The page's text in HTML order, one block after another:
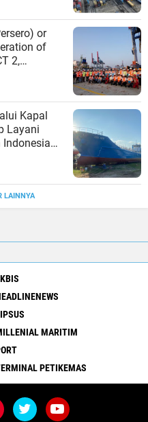
or
of
2,
Tanjung
Kapal
LAINNYA
MARITIM
PETIKEMAS